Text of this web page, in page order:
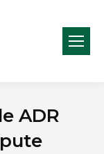
ADR